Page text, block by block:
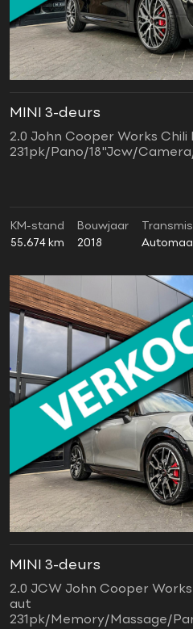
MINI 3-deurs
2.0 John Cooper Works Chili
231pk/Pano/18"Jcw/
KM-stand
55.674 km
Bouwjaar
2018
MINI 3-deurs
2.0 JCW John Cooper Works
aut
231pk/Memory/Massage/